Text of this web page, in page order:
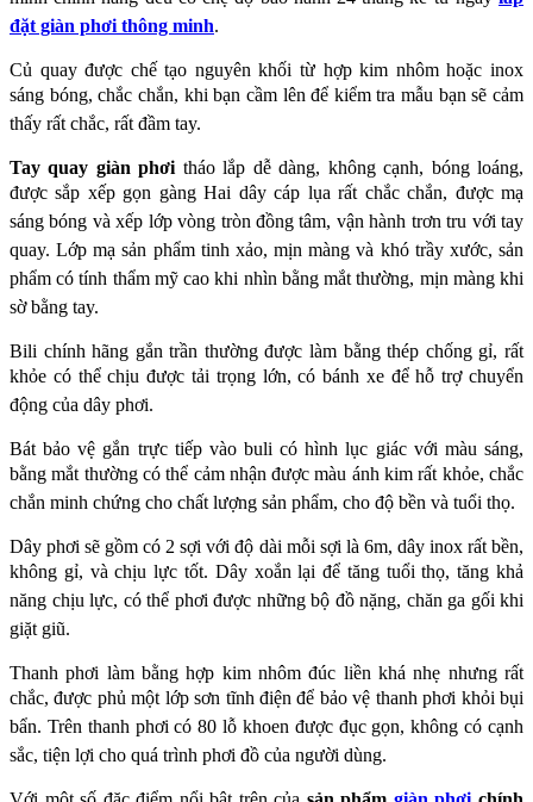
đặt giàn phơi thông minh.
Củ quay được chế tạo nguyên khối từ hợp kim nhôm hoặc inox
sáng bóng, chắc chắn, khi bạn cầm lên để kiểm tra mẫu bạn sẽ cảm
thấy rất chắc, rất đầm tay.
Tay quay giàn phơi tháo lắp dễ dàng, không cạnh, bóng loáng,
được sắp xếp gọn gàngHai dây cáp lụa rất chắc chắn, được mạ
sáng bóng và xếp lớp vòng tròn đồng tâm, vận hành trơn tru với tay
quay.Lớp mạ sản phẩm tinh xảo, mịn màng và khó trầy xước, sản
phẩm có tính thẩm mỹ cao khi nhìn bằng mắt thường, mịn màng khi
sờ bằng tay.
Bili chính hãng gắn trần thường được làm bằng thép chống gỉ, rất
khỏe có thể chịu được tải trọng lớn, có bánh xe để hỗ trợ chuyển
động của dây phơi.
Bát bảo vệ gắn trực tiếp vào buli có hình lục giác với màu sáng,
bằng mắt thường có thể cảm nhận được màu ánh kim rất khỏe, chắc
chắn minh chứng cho chất lượng sản phẩm, cho độ bền và tuổi thọ.
Dây phơi sẽ gồm có 2 sợi với độ dài mỗi sợi là 6m, dây inox rất bền,
không gỉ, và chịu lực tốt. Dây xoắn lại để tăng tuổi thọ, tăng khả
năng chịu lực, có thể phơi được những bộ đồ nặng, chăn ga gối khi
giặt giũ.
Thanh phơi làm bằng hợp kim nhôm đúc liền khá nhẹ nhưng rất
chắc, được phủ một lớp sơn tĩnh điện để bảo vệ thanh phơi khỏi bụi
bẩn. Trên thanh phơi có 80 lỗ khoen được đục gọn,không có cạnh
sắc, tiện lợi cho quá trình phơi đồ của người dùng.